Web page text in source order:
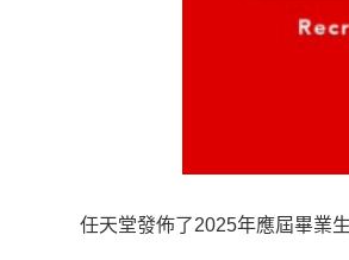
任天堂發佈了2025年應屆畢業